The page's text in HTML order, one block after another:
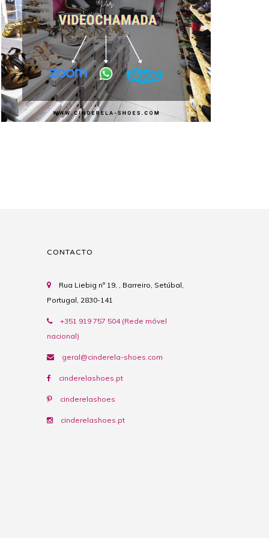
CONTACTO
Rua Liebig nº 19, , Barreiro, Setúbal,
Portugal, 2830-141
+351 919 757 504 (Rede móvel
nacional)
geral@cinderela-shoes.com
cinderelashoes.pt
cinderelashoes
cinderelashoes.pt